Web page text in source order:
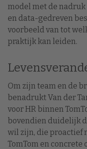
model met de nadruk
en data-gedreven
voorbeeld van tot
praktijk kan leiden.
Om zijn team en de
benadrukt Van der
voor HR binnen
bovendien duidelijk
wil zijn, die proactief
TomTom en